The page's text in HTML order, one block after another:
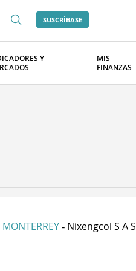
SUSCRÍBASE
Y
MIS
FINANZAS
- Nixengcol S A S